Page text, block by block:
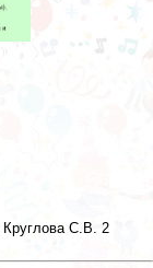
Круглова С.В. 2